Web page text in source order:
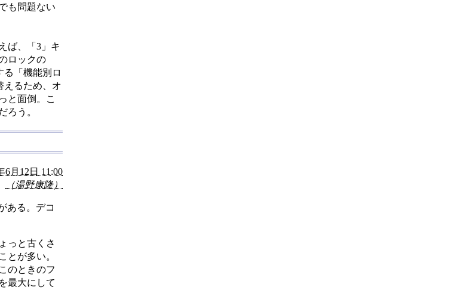
も問題ない
ば、「3」キ
ロックの
る「機能別ロ
えるため、オ
と面倒。こ
ろう。
6月12日 11:00
（湯野康隆）
ある。デコ
っと古くさ
とが多い。
のときのフ
最大にして